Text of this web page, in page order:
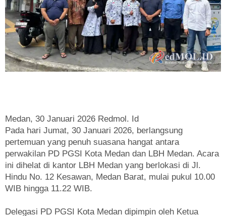
Medan, 30 Januari 2026 Redmol. Id
Pada hari Jumat, 30 Januari 2026, berlangsung
pertemuan yang penuh suasana hangat antara
perwakilan PD PGSI Kota Medan dan LBH Medan. Acara
ini dihelat di kantor LBH Medan yang berlokasi di Jl.
Hindu No. 12 Kesawan, Medan Barat, mulai pukul 10.00
WIB hingga 11.22 WIB.
Delegasi PD PGSI Kota Medan dipimpin oleh Ketua